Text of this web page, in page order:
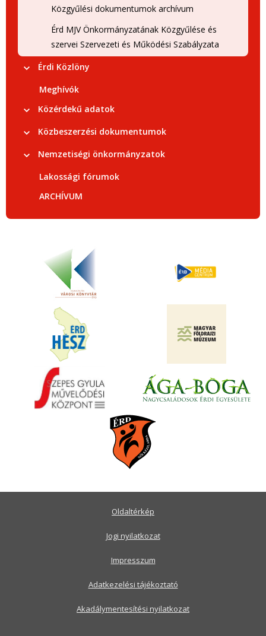
Közgyűlési dokumentumok archívum
Érd MJV Önkormányzatának Közgyűlése és
szervei Szervezeti és Működési Szabályzata
Érdi Közlöny
Meghívók
Közérdekű adatok
Közbeszerzési dokumentumok
Nemzetiségi önkormányzatok
Lakossági fórumok
ARCHÍVUM
Oldaltérkép
Jogi nyilatkozat
Impresszum
Adatkezelési tájékoztató
Akadálymentesítési nyilatkozat